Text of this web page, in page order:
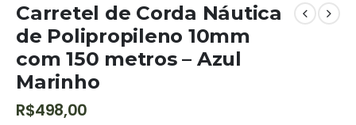
Carretel de Corda Náutica
de Polipropileno 10mm
com 150 metros – Azul
Marinho
R$498,00